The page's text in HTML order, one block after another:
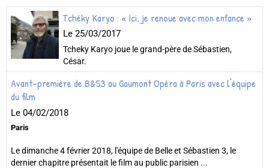
Tchéky Karyo : « Ici, je renoue avec mon enfance »
Le 25/03/2017
Tcheky Karyo joue le grand-père de Sébastien,
César.
Avant-première de B&S3 au Gaumont Opéra à Paris avec l'équipe
du film
Le 04/02/2018
Paris
Le dimanche 4 février 2018, l'équipe de Belle et Sébastien 3, le
dernier chapitre présentait le film au public parisien ...